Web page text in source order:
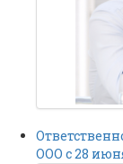
ООО с 28